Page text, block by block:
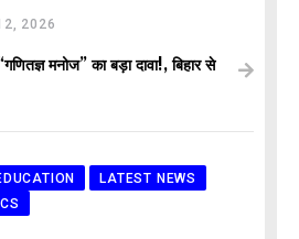
2026
मनोज” का बड़ा दावा!, बिहार से
LATEST NEWS